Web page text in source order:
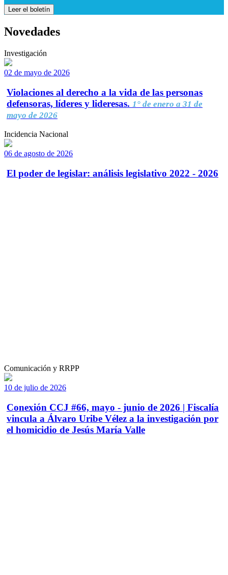
Leer el boletín
Novedades
Investigación
02 de mayo de 2026
Violaciones al derecho a la vida de las personas
defensoras, líderes y lideresas. 1° de enero a 31 de
mayo de 2026
Incidencia Nacional
06 de agosto de 2026
El poder de legislar: análisis legislativo 2022 - 2026
Comunicación y RRPP
10 de julio de 2026
Conexión CCJ #66, mayo - junio de 2026 | Fiscalía
vincula a Álvaro Uribe Vélez a la investigación por
el homicidio de Jesús María Valle